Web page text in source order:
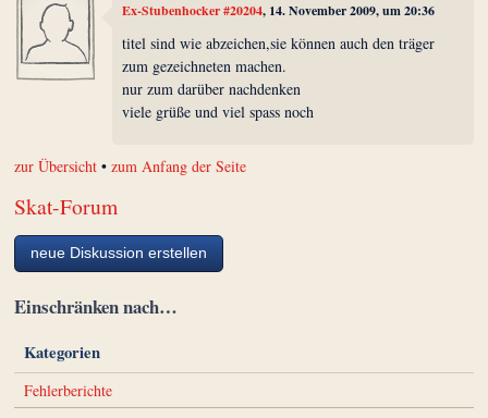
Ex-Stubenhocker #20204, 14. November 2009, um 20:36
titel sind wie abzeichen,sie können auch den träger
zum gezeichneten machen.
nur zum darüber nachdenken
viele grüße und viel spass noch
zur Übersicht •zum Anfang der Seite
Skat-Forum
neue Diskussion erstellen
Einschränken nach…
Kategorien
Fehlerberichte